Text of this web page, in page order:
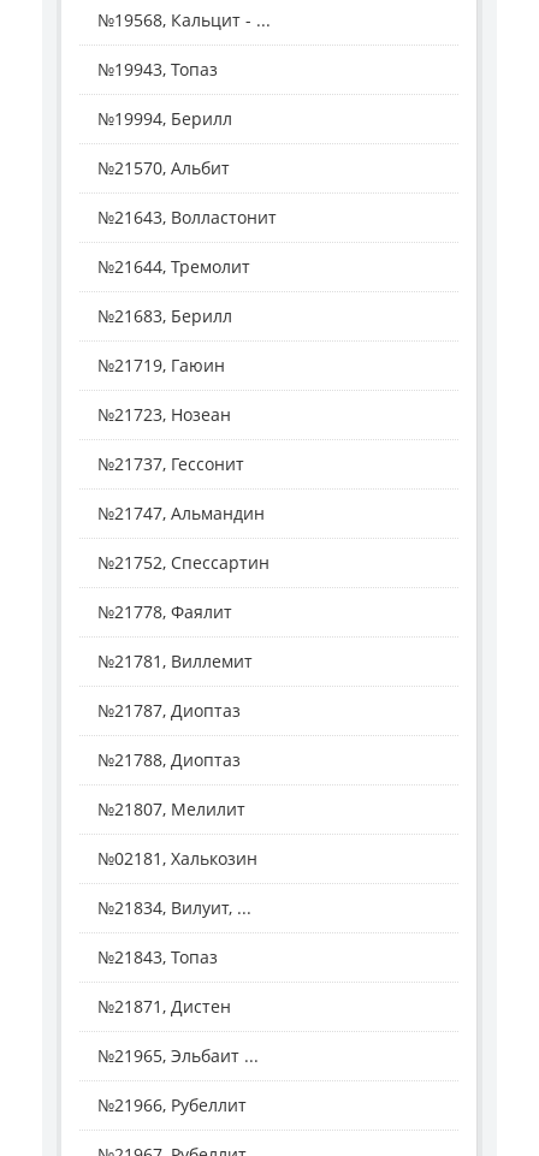
№19568, Кальцит - ...
№19943, Топаз
№19994, Берилл
№21570, Альбит
№21643, Волластонит
№21644, Тремолит
№21683, Берилл
№21719, Гаюин
№21723, Нозеан
№21737, Гессонит
№21747, Альмандин
№21752, Спессартин
№21778, Фаялит
№21781, Виллемит
№21787, Диоптаз
№21788, Диоптаз
№21807, Мелилит
№02181, Халькозин
№21834, Вилуит, ...
№21843, Топаз
№21871, Дистен
№21965, Эльбаит ...
№21966, Рубеллит